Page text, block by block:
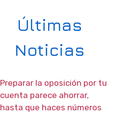
Últimas
Noticias
Preparar la oposición por tu
cuenta parece ahorrar,
hasta que haces números